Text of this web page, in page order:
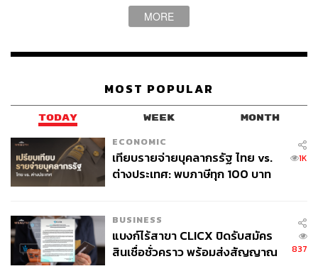
นักแสดงหญิง การรักตัวเอง
ความเครียด
PANPURI
ABOUT THE AUTHOR
ภูริตา บุญล้อม
MORE
MOST POPULAR
TODAY WEEK MONTH
ECONOMIC
เทียบรายจ่ายบุคลากรรัฐ ไทย vs.
ต่างประเทศ: พบภาษีทุก 100 บาท
1K
BUSINESS
แบงก์ไร้สาขา CLICX ปิดรับสมัคร
สินเชื่อชั่วคราว พร้อมส่งสัญญาณ
837